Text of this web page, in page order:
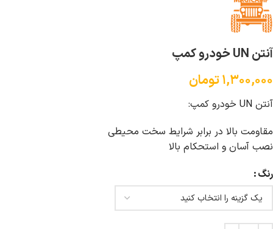
آنتن UN خودرو کمپ
۱,۳۰۰,۰۰۰تومان
آنتن UN خودرو کمپ:
مقاومت بالا در برابر شرایط سخت محیطی
نصب آسان و استحکام بالا
رنگ